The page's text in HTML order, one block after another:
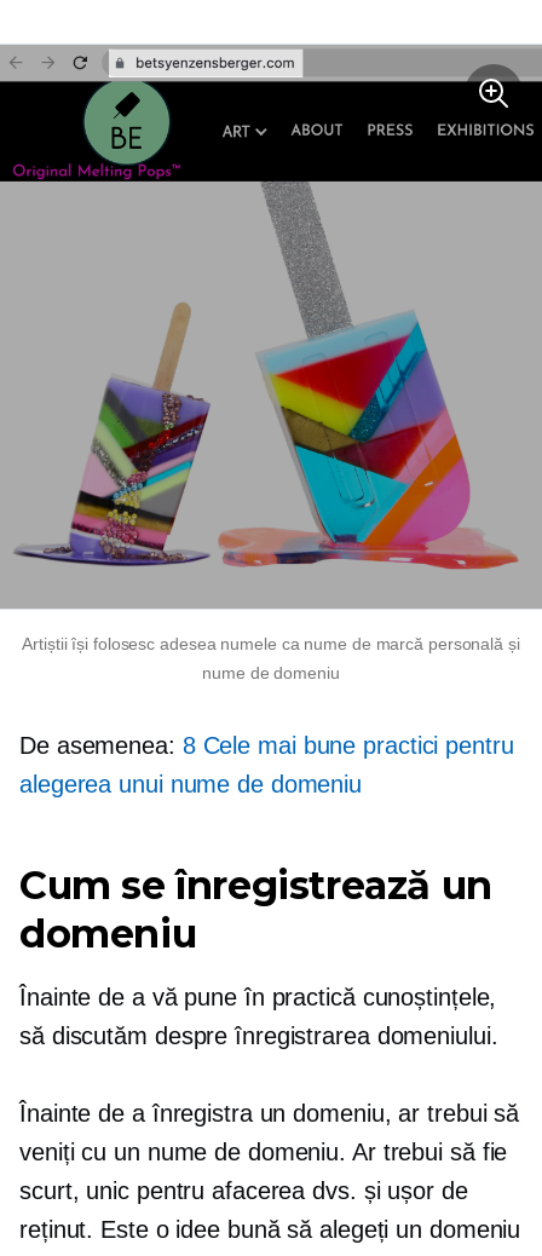
Artiștii își folosesc adesea numele ca nume de marcă personală și
nume de domeniu
De asemenea: 8 Cele mai bune practici pentru
alegerea unui nume de domeniu
Cum se înregistrează un
domeniu
Înainte de a vă pune în practică cunoștințele,
să discutăm despre înregistrarea domeniului.
Înainte de a înregistra un domeniu, ar trebui să
veniți cu un nume de domeniu. Ar trebui să fie
scurt, unic pentru afacerea dvs. și ușor de
reținut. Este o idee bună să alegeți un domeniu